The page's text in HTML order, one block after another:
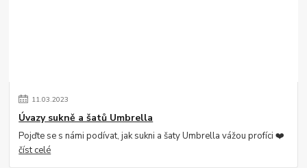
11.03.2023
Úvazy sukně a šatů Umbrella
Pojďte se s námi podívat, jak sukni a šaty Umbrella vážou profíci ❤️
číst celé